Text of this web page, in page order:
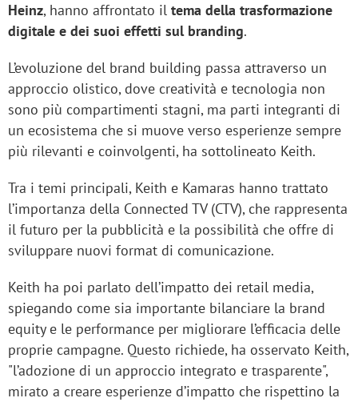
Heinz, hanno affrontato il tema della trasformazione
digitale e dei suoi effetti sul branding.
L’evoluzione del brand building passa attraverso un
approccio olistico, dove creatività e tecnologia non
sono più compartimenti stagni, ma parti integranti di
un ecosistema che si muove verso esperienze sempre
più rilevanti e coinvolgenti, ha sottolineato Keith.
Tra i temi principali, Keith e Kamaras hanno trattato
l’importanza della Connected TV (CTV), che rappresenta
il futuro per la pubblicità e la possibilità che offre di
sviluppare nuovi format di comunicazione.
Keith ha poi parlato dell’impatto dei retail media,
spiegando come sia importante bilanciare la brand
equity e le performance per migliorare l’efficacia delle
proprie campagne. Questo richiede, ha osservato Keith,
"l’adozione di un approccio integrato e trasparente",
mirato a creare esperienze d’impatto che rispettino la